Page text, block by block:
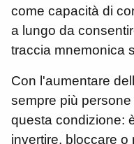
come capacità di
a lungo da
traccia mnemonica
Con l'aumentare
sempre più
questa condizione:
invertire, bloccare o